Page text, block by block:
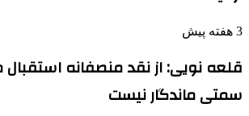
3 هفته پیش
قلعه نویی: از نقد منصفانه
سمتی ماندگار نیست